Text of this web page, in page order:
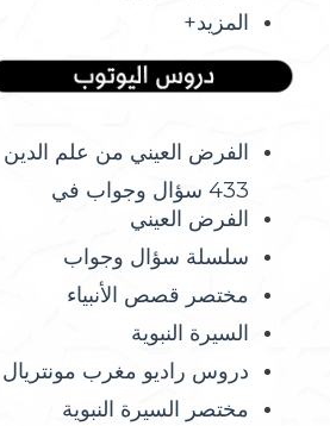
المزيد+
الفرض العيني من علم الدين
433 سؤال وجواب في
الفرض العيني
سلسلة سؤال وجواب
مختصر قصص الأنبياء
السيرة النبوية
دروس راديو مغرب مونتريال
مختصر السيرة النبوية